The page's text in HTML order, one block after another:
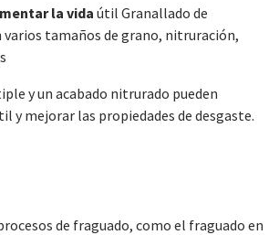
la vida útil Granallado de
tamaños de grano, nitruración,
y un acabado nitrurado pueden
y mejorar las propiedades de desgaste.
de fraguado, como el fraguado en